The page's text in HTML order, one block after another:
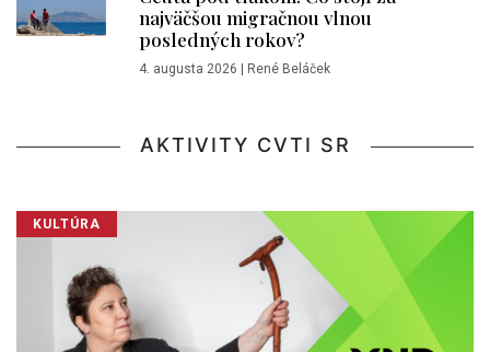
najväčšou migračnou vlnou
posledných rokov?
4. augusta 2026 René Beláček
AKTIVITY CVTI SR
KULTÚRA